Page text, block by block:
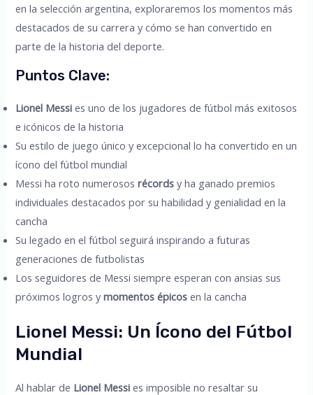
en la selección argentina, exploraremos los momentos más
destacados de su carrera y cómo se han convertido en
parte de la historia del deporte.
Puntos Clave:
Lionel Messi es uno de los jugadores de fútbol más exitosos
e icónicos de la historia
Su estilo de juego único y excepcional lo ha convertido en un
ícono del fútbol mundial
Messi ha roto numerososrécords y ha ganado premios
individuales destacados por su habilidad y genialidad en la
cancha
Su legado en el fútbol seguirá inspirando a futuras
generaciones de futbolistas
Los seguidores de Messi siempre esperan con ansias sus
próximos logros ymomentos épicos en la cancha
Lionel Messi: Un Ícono del Fútbol
Mundial
Al hablar de Lionel Messi es imposible no resaltar su